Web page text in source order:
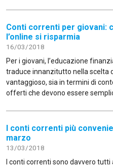
Conti correnti per giovani:
l’online si risparmia
16/03/2018
Per i giovani, l’educazione
traduce innanzitutto nella scelta
vantaggioso, sia in termini di
offerti che devono essere
I conti correnti più
marzo
13/03/2018
I conti correnti sono davvero tutti